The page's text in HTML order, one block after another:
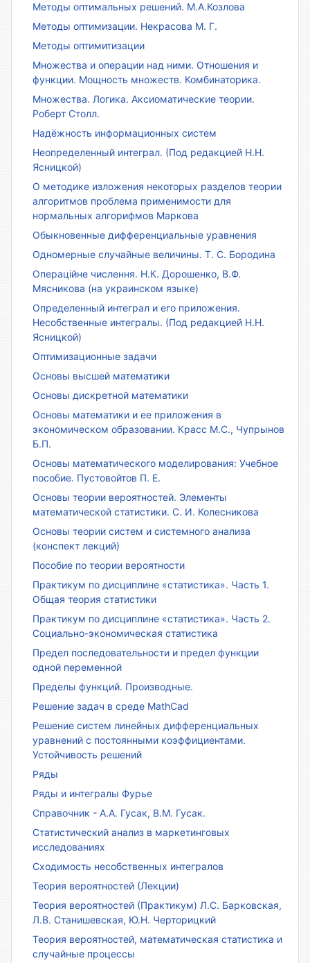
Методы оптимальных решений. М.А.Козлова
Методы оптимизации. Некрасова М. Г.
Методы оптимитизации
Множества и операции над ними. Отношения и
функции. Мощность множеств. Комбинаторика.
Множества. Логика. Аксиоматические теории.
Роберт Столл.
Надёжность информационных систем
Неопределенный интеграл. (Под редакцией Н.Н.
Ясницкой)
О методике изложения некоторых разделов теории
алгоритмов проблема применимости для
нормальных алгорифмов Маркова
Обыкновенные дифференциальные уравнения
Одномерные случайные величины. Т. С. Бородина
Операційне числення. Н.К. Дорошенко, В.Ф.
Мясникова (на украинском языке)
Определенный интеграл и его приложения.
Несобственные интегралы. (Под редакцией Н.Н.
Ясницкой)
Оптимизационные задачи
Основы высшей математики
Основы дискретной математики
Основы математики и ее приложения в
экономическом образовании. Красс М.С., Чупрынов
Б.П.
Основы математического моделирования: Учебное
пособие. Пустовойтов П. Е.
Основы теории вероятностей. Элементы
математической статистики. С. И. Колесникова
Основы теории систем и системного анализа
(конспект лекций)
Пособие по теории вероятности
Практикум по дисциплине «статистика». Часть 1.
Общая теория статистики
Практикум по дисциплине «статистика». Часть 2.
Социально-экономическая статистика
Предел последовательности и предел функции
одной переменной
Пределы функций. Производные.
Решение задач в среде MathCad
Решение систем линейных дифференциальных
уравнений с постоянными коэффициентами.
Устойчивость решений
Ряды
Ряды и интегралы Фурье
Справочник - А.А. Гусак, В.М. Гусак.
Статистический анализ в маркетинговых
исследованиях
Сходимость несобственных интегралов
Теория вероятностей (Лекции)
Теория вероятностей (Практикум) Л.С. Барковская,
Л.В. Станишевская, Ю.Н. Черторицкий
Теория вероятностей, математическая статистика и
случайные процессы